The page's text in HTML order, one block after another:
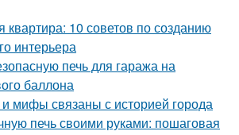
квартира: 10 советов по созданию
интерьера
печь для гаража на
баллона
мифы связаны с историей города
печь своими руками: пошаговая